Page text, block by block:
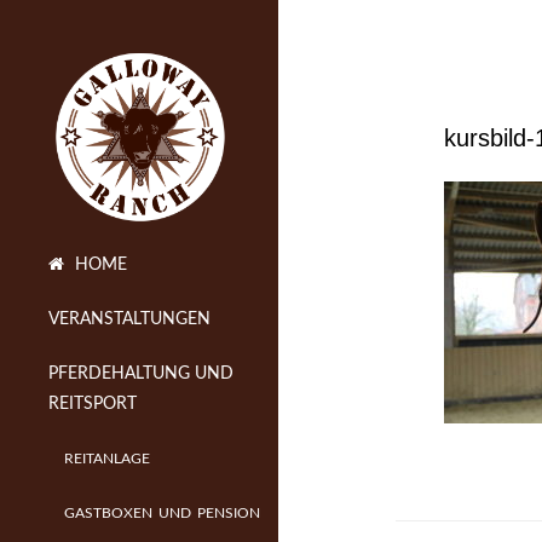
HOME
VERANSTALTUNGEN
PFERDEHALTUNG UND
REITSPORT
REITANLAGE
GASTBOXEN UND PENSION
kursbild-